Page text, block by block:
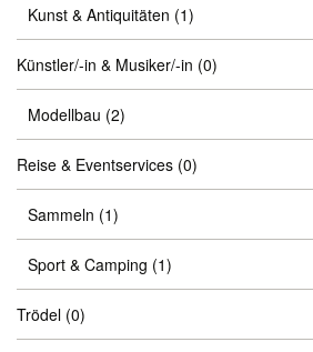
Kunst & Antiquitäten (1)
Künstler/-in & Musiker/-in (0)
Modellbau (2)
Reise & Eventservices (0)
Sammeln (1)
Sport & Camping (1)
Trödel (0)